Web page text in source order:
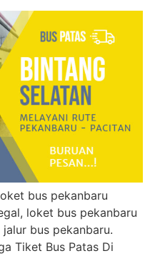
bus pekanbaru
loket bus pekanbaru
bus pekanbaru.
Tiket Bus Patas Di